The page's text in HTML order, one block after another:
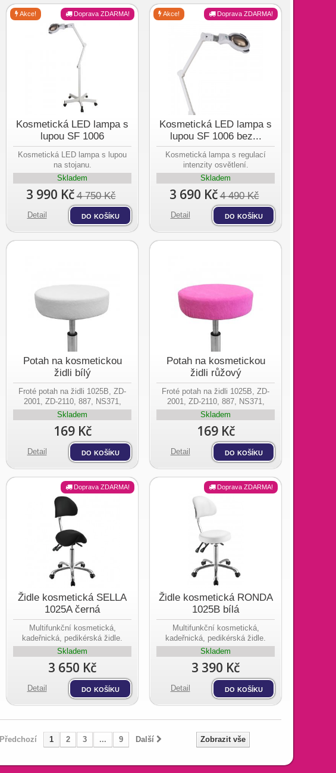
Kosmetická LED lampa s
lupou SF 1006
Kosmetická LED lampa s lupou
na stojanu.
Skladem
3 990 Kč 4 750 Kč
Doprava ZDARMA!
Akce!
Detail do košíku
Kosmetická LED lampa s
lupou SF 1006 bez...
Kosmetická lampa s regulací
intenzity osvětlení.
Skladem
3 690 Kč 4 490 Kč
Doprava ZDARMA!
Akce!
Detail do košíku
Potah na kosmetickou
židli bílý
Froté potah na židli 1025B, ZD-
2001, ZD-2110, 887, NS371,
1635, NS303, NS304.
Skladem
169 Kč
Detail do košíku
Potah na kosmetickou
židli růžový
Froté potah na židli 1025B, ZD-
2001, ZD-2110, 887, NS371,
1635, NS303, NS304.
Skladem
169 Kč
Detail do košíku
Židle kosmetická SELLA
1025A černá
Multifunkční kosmetická,
kadeřnická, pedikérská židle.
Skladem
3 650 Kč
Doprava ZDARMA!
Detail do košíku
Židle kosmetická RONDA
1025B bílá
Multifunkční kosmetická,
kadeřnická, pedikérská židle.
Skladem
3 390 Kč
Doprava ZDARMA!
Detail do košíku
Zobrazit vše
Předchozí 1 2 3 ... 9 Další